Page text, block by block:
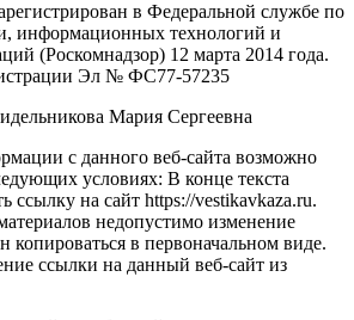
в Федеральной службе по
информационных технологий и
(Роскомнадзор) 12 марта 2014 года.
Эл № ФС77-57235
Мария Сергеевна
с данного веб-сайта возможно
условиях: В конце текста
ссылку на сайт https://vestikavkaza.ru.
недопустимо изменение
копироваться в первоначальном виде.
ссылки на данный веб-сайт из